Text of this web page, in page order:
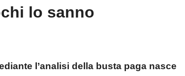
lo sanno
l’analisi della busta paga nasce